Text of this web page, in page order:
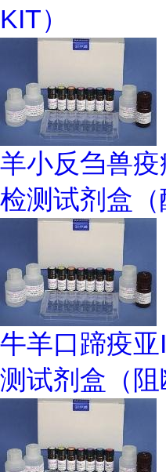
KIT）
羊小反刍兽
检测试剂盒（
牛羊口蹄疫
测试剂盒（阻